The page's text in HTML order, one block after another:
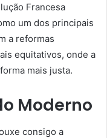
Francesa
um dos principais
a reformas
equitativos, onde a
mais justa.
Moderno
consigo a